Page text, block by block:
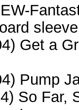
Get a
Pump
So Far,